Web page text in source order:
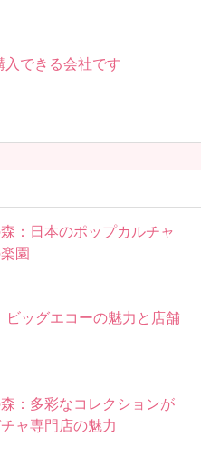
入できる会社です
：日本のポップカルチャ
園
ッグエコーの魅力と店舗
：多彩なコレクションが
ャ専門店の魅力